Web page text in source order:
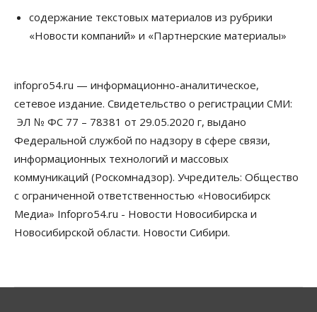
Новосибирские вузы опубликовали
приказы о зачислении на бюджетные места
08 Августа 2026, 16:00
Искусственный интеллект впервые выписал
штраф за борщевик
08 Августа 2026, 15:00
Авто
Продажи подержанных электромобилей в
Новосибирской области растут второй месяц
08 Августа 2026, 13:00
Бизнес Общество
Детские центры Новосибирска
перегибают с «педагогикой успеха», считает
содержание текстовых материалов из рубрики
«Новости компаний» и «Партнерские материалы»
infopro54.ru — информационно-аналитическое,
сетевое издание. Свидетельство о регистрации СМИ:
ЭЛ № ФС 77 – 78381 от 29.05.2020 г, выдано
Федеральной службой по надзору в сфере связи,
информационных технологий и массовых
коммуникаций (Роскомнадзор). Учредитель: Общество
с ограниченной ответственностью «Новосибирск
Медиа» Infopro54.ru - Новости Новосибирска и
Новосибирской области. Новости Сибири.